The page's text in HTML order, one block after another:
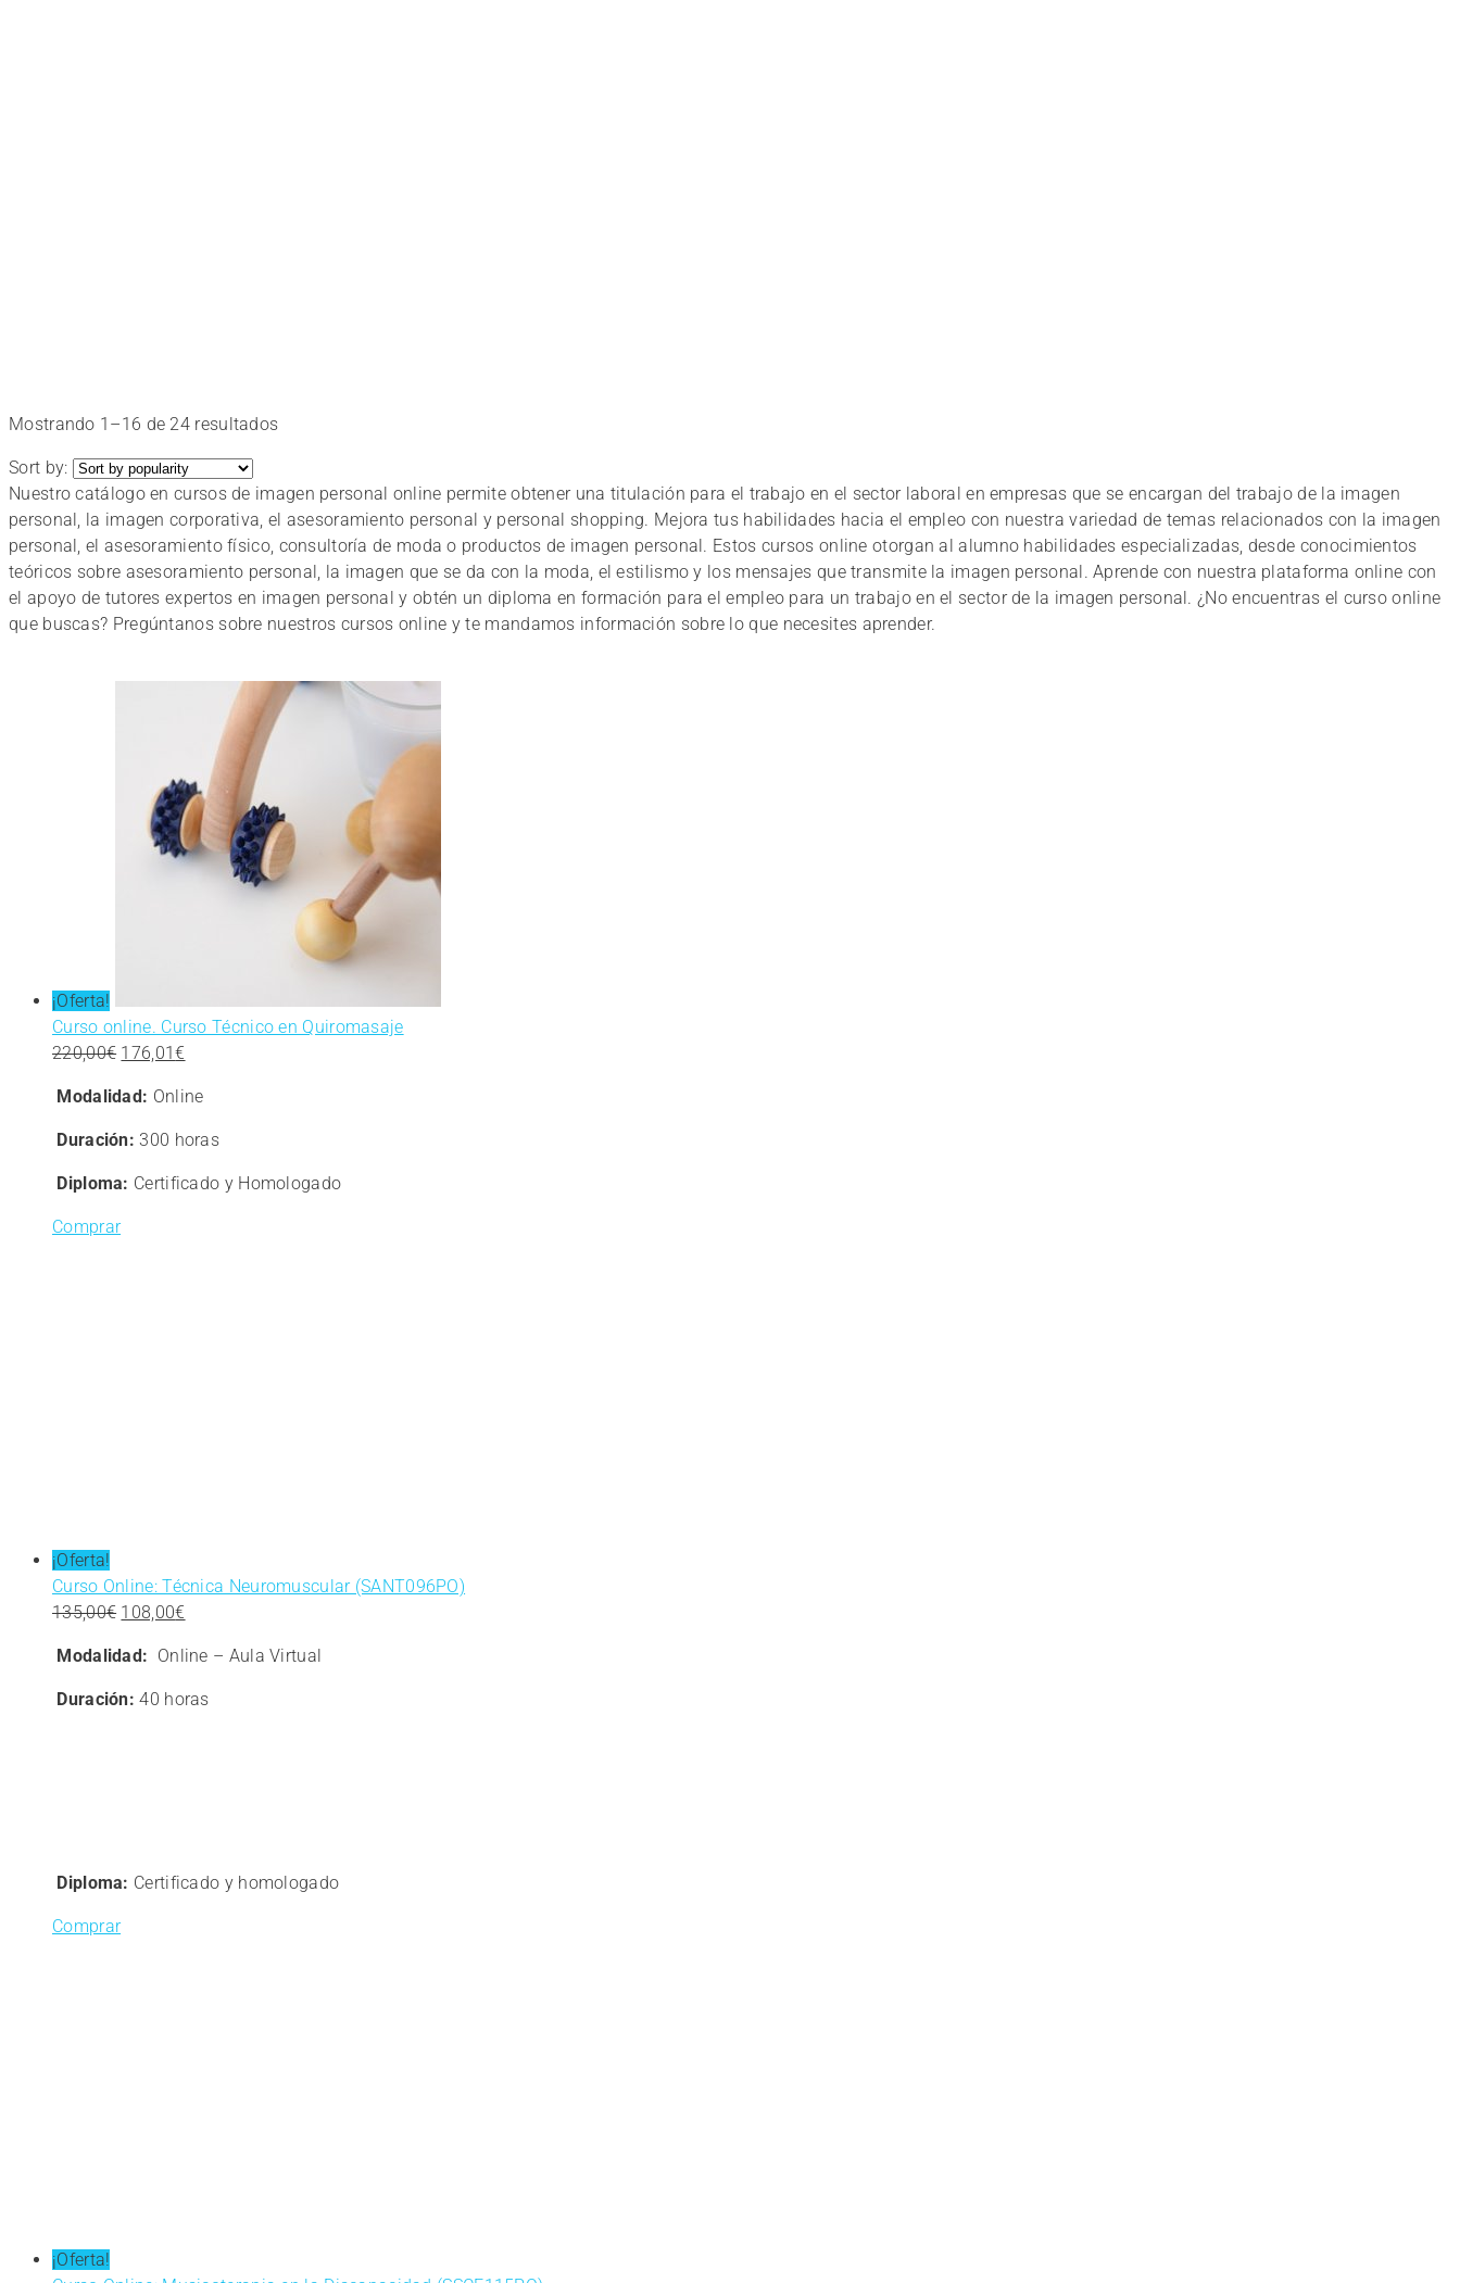
Aprende
Online
con
los
Imagen
Formación
para
Trabajo
en
Mostrando 1–16 de 24 resultadosOrdenado
Sort by:
Nuestro catálogo en cursos de imagen personal online permite obtener una titulación para el trabajo en el sector laboral en empresas que se encargan del trabajo de la imagen
personal, la imagen corporativa, el asesoramiento personal y personal shopping. Mejora tus habilidades hacia el empleo con nuestra variedad de temas relacionados con la imagen
personal, el asesoramiento físico, consultoría de moda o productos de imagen personal. Estos cursos online otorgan al alumno habilidades especializadas, desde conocimientos
teóricos sobre asesoramiento personal, la imagen que se da con la moda, el estilismo y los mensajes que transmite la imagen personal. Aprende con nuestra plataforma online con
el apoyo de tutores expertos en imagen personal y obtén un diploma en formación para el empleo para un trabajo en el sector de la imagen personal. ¿No encuentras el curso online
que buscas? Pregúntanos sobre nuestros cursos online y te mandamos información sobre lo que necesites aprender.
¡Oferta!
Curso online. Curso Técnico en Quiromasaje
220,00€ El
original
era:
176,01€
actual
Modalidad: Online
Duración: 300 horas
Diploma: Certificado y Homologado
Comprar
¡Oferta!
Curso Online: Técnica Neuromuscular (SANT096PO)
135,00€ El
original
era:
108,00€
actual
Modalidad: Online – Aula Virtual
Duración: 40 horas
Diploma: Certificado y homologado
Comprar
¡Oferta!